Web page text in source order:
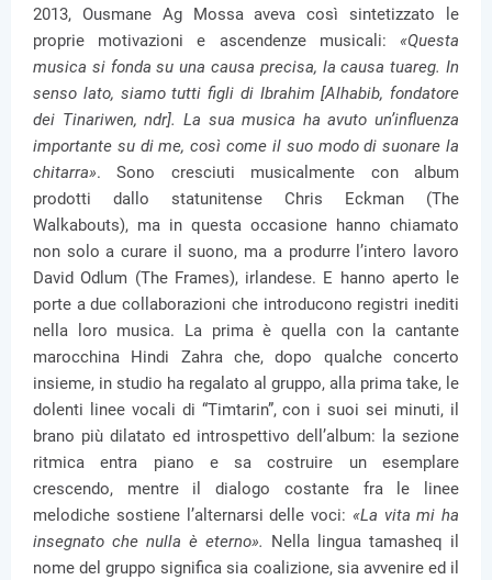
2013, Ousmane Ag Mossa aveva così sintetizzato le
proprie motivazioni e ascendenze musicali: «Questa
musica si fonda su una causa precisa, la causa tuareg. In
senso lato, siamo tutti figli di Ibrahim [Alhabib, fondatore
dei Tinariwen, ndr]. La sua musica ha avuto un’influenza
importante su di me, così come il suo modo di suonare la
chitarra». Sono cresciuti musicalmente con album
prodotti dallo statunitense Chris Eckman (The
Walkabouts), ma in questa occasione hanno chiamato
non solo a curare il suono, ma a produrre l’intero lavoro
David Odlum (The Frames), irlandese. E hanno aperto le
porte a due collaborazioni che introducono registri inediti
nella loro musica. La prima è quella con la cantante
marocchina Hindi Zahra che, dopo qualche concerto
insieme, in studio ha regalato al gruppo, alla prima take, le
dolenti linee vocali di “Timtarin”, con i suoi sei minuti, il
brano più dilatato ed introspettivo dell’album: la sezione
ritmica entra piano e sa costruire un esemplare
crescendo, mentre il dialogo costante fra le linee
melodiche sostiene l’alternarsi delle voci: «La vita mi ha
insegnato che nulla è eterno».
Nella lingua tamasheq il
nome del gruppo significa sia coalizione, sia avvenire ed il